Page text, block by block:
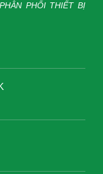
PHỐI THIẾT BỊ